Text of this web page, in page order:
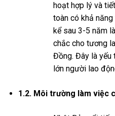
hoạt hợp lý và
toàn có khả
kể sau 3-5 năm
chắc cho tương
Đồng. Đây là yếu
lớn người lao
1.2. Môi trường làm việc